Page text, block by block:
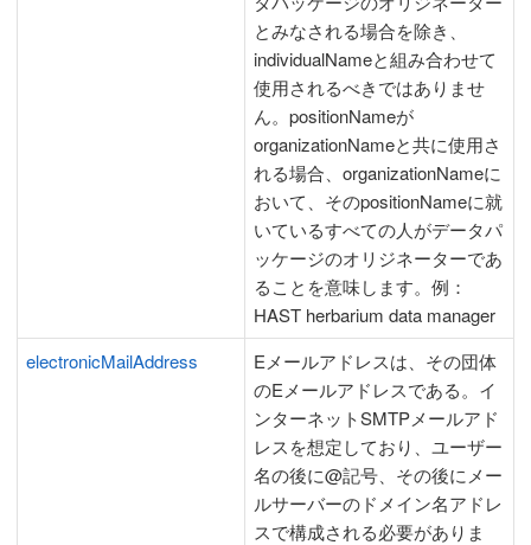
とみなされる場合を除き、
individualNameと組み合わせて
使用されるべきではありませ
ん。positionNameが
organizationNameと共に使用さ
れる場合、organizationNameに
おいて、そのpositionNameに就
いているすべての人がデータパ
ッケージのオリジネーターであ
ることを意味します。例：
HAST herbarium data manager
electronicMailAddress
Eメールアドレスは、その団体
のEメールアドレスである。イ
ンターネットSMTPメールアド
レスを想定しており、ユーザー
名の後に@記号、その後にメー
ルサーバーのドメイン名アドレ
スで構成される必要がありま